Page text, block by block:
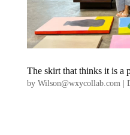
The skirt that thinks it is a
by Wilson@wxycollab.com |